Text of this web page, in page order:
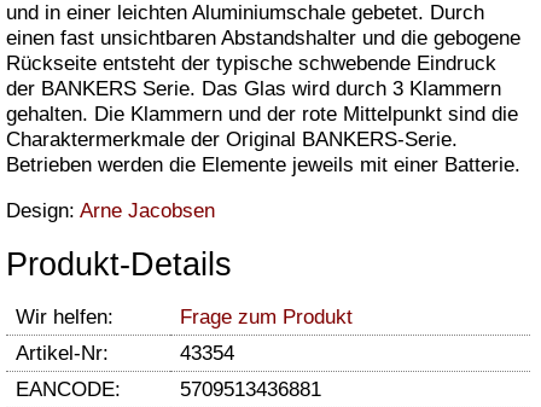
und in einer leichten Aluminiumschale gebetet. Durch
einen fast unsichtbaren Abstandshalter und die gebogene
Rückseite entsteht der typische schwebende Eindruck
der BANKERS Serie. Das Glas wird durch 3 Klammern
gehalten. Die Klammern und der rote Mittelpunkt sind die
Charaktermerkmale der Original BANKERS-Serie.
Betrieben werden die Elemente jeweils mit einer Batterie.
Design: Arne Jacobsen
Produkt-Details
Wir helfen:
Frage zum Produkt
Artikel-Nr:
43354
EANCODE:
5709513436881